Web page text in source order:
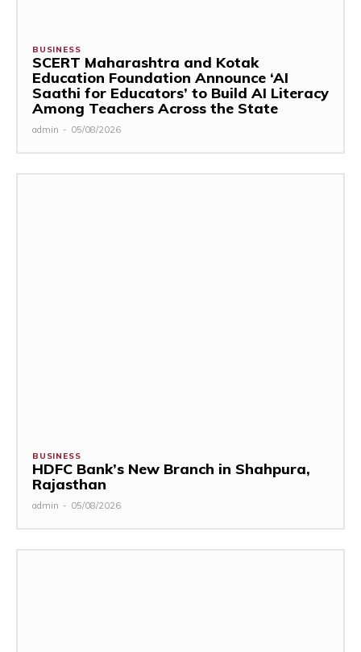
BUSINESS
SCERT Maharashtra and Kotak
Education Foundation Announce ‘AI
Saathi for Educators’ to Build AI Literacy
Among Teachers Across the State
admin - 05/08/2026
BUSINESS
HDFC Bank’s New Branch in Shahpura,
Rajasthan
admin - 05/08/2026